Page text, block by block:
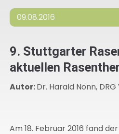
09.08.2016
9. Stuttgarter
aktuellen
Autor:Dr. Harald Nonn,
Am 18. Februar 2016 fand